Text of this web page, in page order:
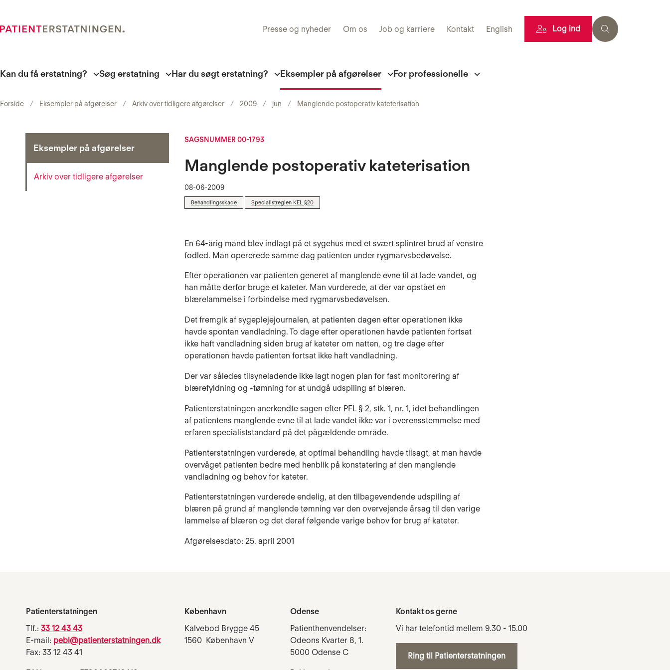
Presse og nyheder Om os Job og karriere Kontakt English Log ind
Kan du få erstatning? Søg erstatning Har du søgt erstatning? Eksempler på afgørelser For professionelle
Forside Eksempler på afgørelser Arkiv over tidligere afgørelser 2009 jun Manglende postoperativ kateterisation
Eksempler på afgørelser
Arkiv over tidligere afgørelser
SAGSNUMMER 00-1793
Manglende postoperativ kateterisation
08-06-2009
Behandlingsskade Specialistreglen KEL §20
En 64-årig mand blev indlagt på et sygehus med et svært splintret brud af venstre
fodled. Man opererede samme dag patienten under rygmarvsbedøvelse.
Efter operationen var patienten generet af manglende evne til at lade vandet, og
han måtte derfor bruge et kateter. Man vurderede, at der var opstået en
blærelammelse i forbindelse med rygmarvsbedøvel­sen.
Det fremgik af sygeplejejournalen, at patienten dagen efter operationen ikke
havde spontan vandladning. To dage efter operationen havde patienten fortsat
ikke haft vandladning siden brug af kateter om natten, og tre dage efter
operationen havde patienten fortsat ikke haft vandladning.
Der var således tilsyneladende ikke lagt nogen plan for fast monitorering af
blærefyldning og -tømning for at undgå udspiling af blæren.
Patienterstatningen anerkendte sagen efter PFL § 2, stk. 1, nr. 1, idet behandlingen
af patien­tens manglende evne til at lade vandet ikke var i overensstemmelse med
erfaren specialiststan­dard på det pågældende område.
Patienterstatningen vurderede, at optimal behandling havde tilsagt, at man havde
overvåget patienten bedre med henblik på konstatering af den manglende
vandladning og behov for ka­teter.
Patienterstatningen vurderede endelig, at den tilbagevendende udspiling af
blæren på grund af manglende tømning var den overvejende årsag til den varige
lammelse af blæren og det deraf følgende varige behov for brug af kateter.
Afgørelsesdato: 25. april 2001
Patienterstatningen
Tlf.: 33 12 43 43
E-mail: pebl@patienterstatningen.dk
Fax: 33 12 43 41
København
Kalvebod Brygge 45
1560 København V
Odense
Patienthenvendelser:
Odeons Kvarter 8, 1.
5000 Odense C
Kontakt os gerne
Vi har telefontid mellem 9.30 - 15.00
Ring til Patienterstatningen